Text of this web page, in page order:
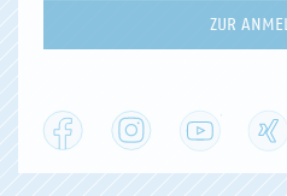
ZUR
Facebook Instagram YouTube